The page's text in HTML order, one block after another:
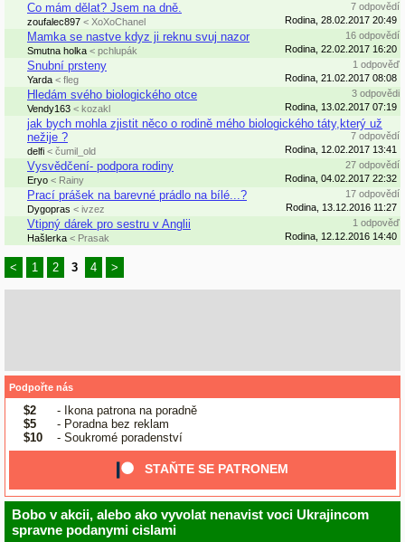
Co mám dělat? Jsem na dně.
7 odpovědí
zoufalec897 < XoXoChanel Rodina, 28.02.2017 20:49
Mamka se nastve kdyz ji reknu svuj nazor
16 odpovědí
Smutna holka < pchlupák Rodina, 22.02.2017 16:20
Snubní prsteny
1 odpověď
Yarda < fleg Rodina, 21.02.2017 08:08
Hledám svého biologického otce
3 odpovědi
Vendy163 < kozakl Rodina, 13.02.2017 07:19
jak bych mohla zjistit něco o rodině mého biologického táty,který už
nežije ?
7 odpovědí
delfi < čumil_old Rodina, 12.02.2017 13:41
Vysvědčení- podpora rodiny
27 odpovědí
Eryo < Rainy Rodina, 04.02.2017 22:32
Prací prášek na barevné prádlo na bílé...?
17 odpovědí
Dygopras < ivzez Rodina, 13.12.2016 11:27
Vtipný dárek pro sestru v Anglii
1 odpověď
Hašlerka < Prasak Rodina, 12.12.2016 14:40
< 1 2 3 4 >
Podpořte nás
$2
- Ikona patrona na poradně
$5
- Poradna bez reklam
$10
- Soukromé poradenství
STAŇTE SE PATRONEM
Bobo v akcii, alebo ako vyvolat nenavist voci Ukrajincom
spravne podanymi cislami